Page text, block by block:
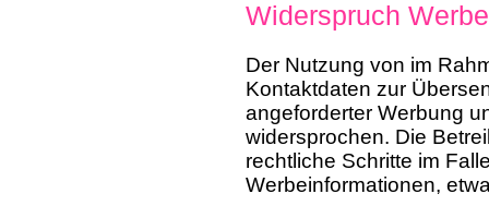
Widerspruch
Der Nutzung von im
Kontaktdaten zur
angeforderter Werbung
widersprochen. Die
rechtliche Schritte im
Werbeinformationen,